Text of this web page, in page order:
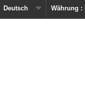
Währung :
Deutsch